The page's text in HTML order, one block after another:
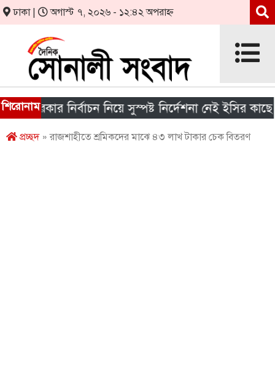
ঢাকা | অগাস্ট ৭, ২০২৬ - ১২:৪২ অপরাহ্ন
শিরোনামনির্বাচন নিয়ে সুস্পষ্ট নির্দেশনা নেই ইসির কাছে
প্রচ্ছদ» রাজশাহীতে শ্রমিকদের মাঝে ৪৩ লাখ টাকার চেক বিতরণ